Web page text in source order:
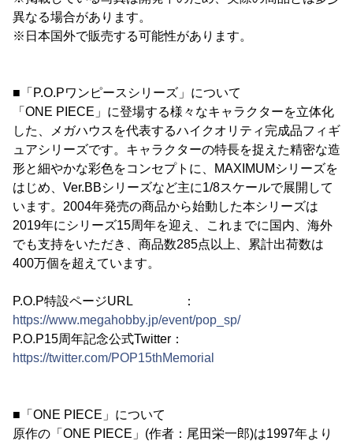
異なる場合があります。
※日本国外で販売する可能性があります。
■「P.O.Pワンピースシリーズ」について
「ONE PIECE」に登場する様々なキャラクターを立体化
した、メガハウスを代表するハイクオリティ完成品フィギ
ュアシリーズです。キャラクターの特長を捉えた精密な造
形と細やかな彩色をコンセプトに、MAXIMUMシリーズを
はじめ、Ver.BBシリーズなど主に1/8スケールで展開して
います。2004年発売の商品から始動した本シリーズは
2019年にシリーズ15周年を迎え、これまでに国内、海外
でも支持をいただき、商品数285点以上、累計出荷数は
400万個を超えています。
P.O.P特設ページURL ：
https://www.megahobby.jp/event/pop_sp/
P.O.P15周年記念公式Twitter：
https://twitter.com/POP15thMemorial
■「ONE PIECE」について
原作の「ONE PIECE」(作者：尾田栄一郎)は1997年より